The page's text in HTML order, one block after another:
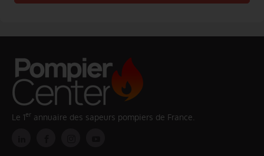
Le 1er annuaire des sapeurs pompiers de France.